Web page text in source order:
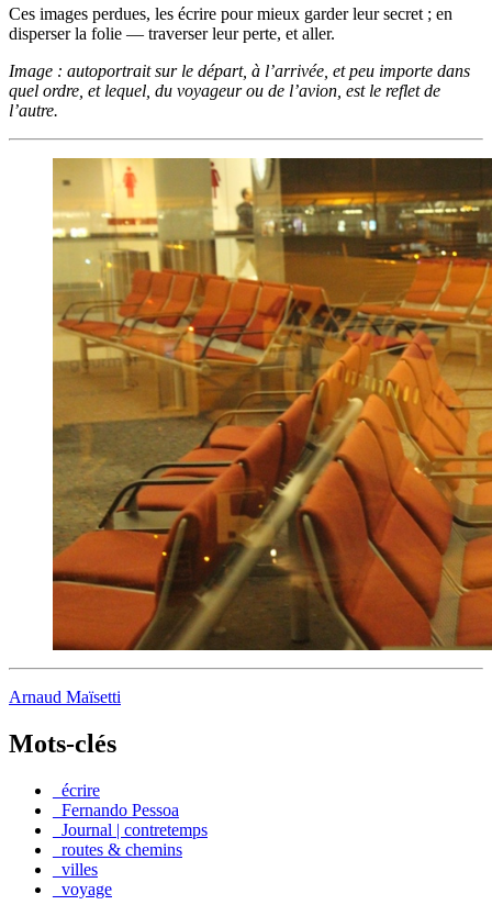
Ces images perdues, les écrire pour mieux garder leur secret ; en
disperser la folie — traverser leur perte, et aller.
Image : autoportrait sur le départ, à l’arrivée, et peu importe dans
quel ordre, et lequel, du voyageur ou de l’avion, est le reflet de
l’autre.
Arnaud Maïsetti
Mots-clés
_écrire
_Fernando Pessoa
_Journal | contretemps
_routes & chemins
_villes
_voyage